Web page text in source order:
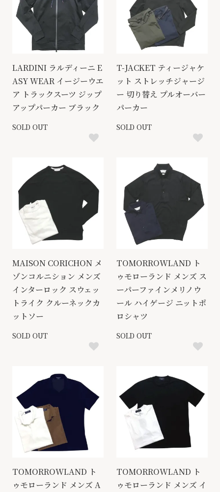
LARDINI ラルディーニ E
ASY WEAR イージーウエ
ア トラックスーツ ジップ
アップパーカー ブラック
SOLD OUT
T-JACKET ティージャケ
ット ストレッチジャージ
ー 切り替え プルオーバー
パーカー
SOLD OUT
MAISON CORICHON メ
ゾンコルニション メンズ
インターロック スウェッ
トライク クルーネックカ
ットソー
SOLD OUT
TOMORROWLAND ト
ゥモローランド メンズ ス
ーパーファインメリノウ
ール ハイゲージ ニットポ
ロシャツ
SOLD OUT
TOMORROWLAND ト
ゥモローランド メンズ A
TOMORROWLAND ト
ゥモローランド メンズ イ